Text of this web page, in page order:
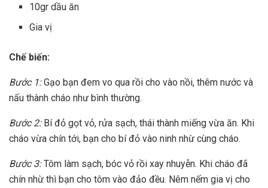
10gr dầu ăn
Gia vị
Chế biến:
Bước 1:Gạo bạn đem vo qua rồi cho vào nồi, thêm nước và
nấu thành cháo như bình thường.
Bước 2:Bí đỏ gọt vỏ, rửa sạch, thái thành miếng vừa ăn. Khi
cháo vừa chín tới, bạn cho bí đỏ vào ninh nhừ cùng cháo.
Bước 3:Tôm làm sạch, bóc vỏ rồi xay nhuyễn. Khi cháo đã
chín nhừ thì bạn cho tôm vào đảo đều. Nêm nếm gia vị cho